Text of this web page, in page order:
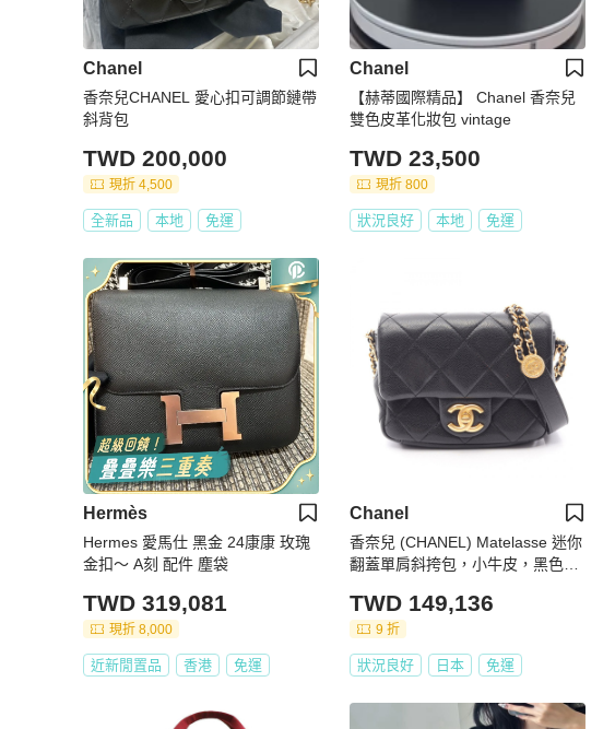
Chanel
香奈兒CHANEL 愛心扣可調節鏈帶
斜背包
TWD 200,000
現折 4,500
全新品 本地 免運
Chanel
【赫蒂國際精品】 Chanel 香奈兒
雙色皮革化妝包 vintage
TWD 23,500
現折 800
狀況良好 本地 免運
Hermès
Hermes 愛馬仕 黑金 24康康 玫瑰
金扣～ A刻 配件 塵袋
TWD 319,081
現折 8,000
近新閒置品 香港 免運
Chanel
香奈兒 (CHANEL) Matelasse 迷你
翻蓋單肩斜挎包，小牛皮，黑色，
TWD 149,136
9 折
狀況良好 日本 免運